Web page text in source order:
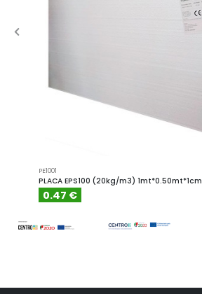
PE1001
PLACA EPS100 (20kg/m3) 1mt*0.50mt*1cm
0.47 €